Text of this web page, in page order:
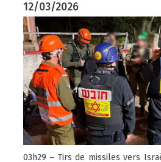
12/03/2026
03h29 – Tirs de missiles vers